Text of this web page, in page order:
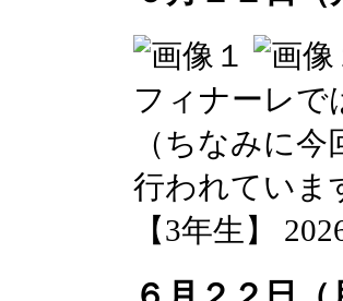
フィナーレで
（ちなみに
行われていま
【3年生】